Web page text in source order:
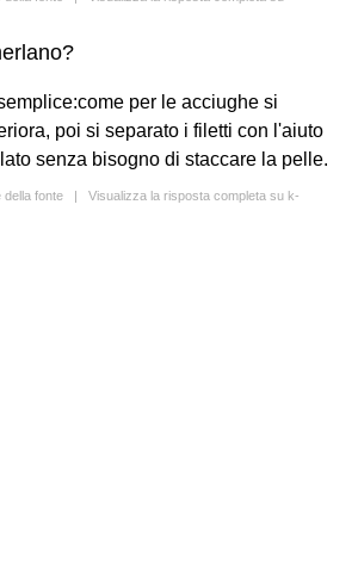
per le acciughe si
poi si separato i filetti con l'aiuto
senza bisogno di staccare la pelle.
della fonte | Visualizza la risposta completa su k-